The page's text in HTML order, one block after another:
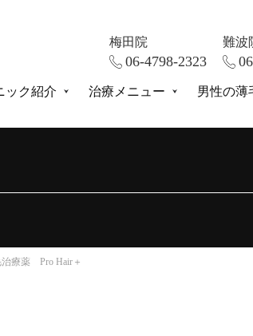
梅田院
06-4798-2323
難波
ック紹介 治療メニュー 男性の薄
療薬 Pro Hair＋